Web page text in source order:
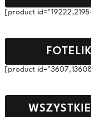
[product
[product